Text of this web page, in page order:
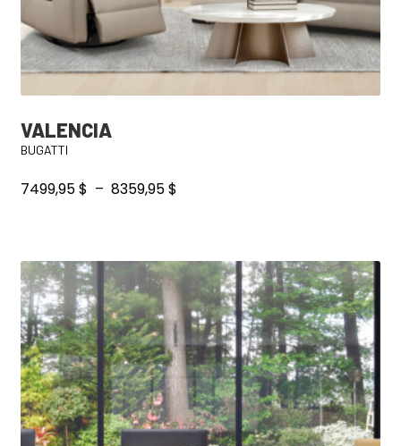
VALENCIA
BUGATTI
7499,95$ – 8359,95$
à
8359,95 $